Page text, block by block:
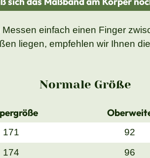
einfach einen Finger
liegen, empfehlen wir Ihnen
Normale Größe
171 92
174 96